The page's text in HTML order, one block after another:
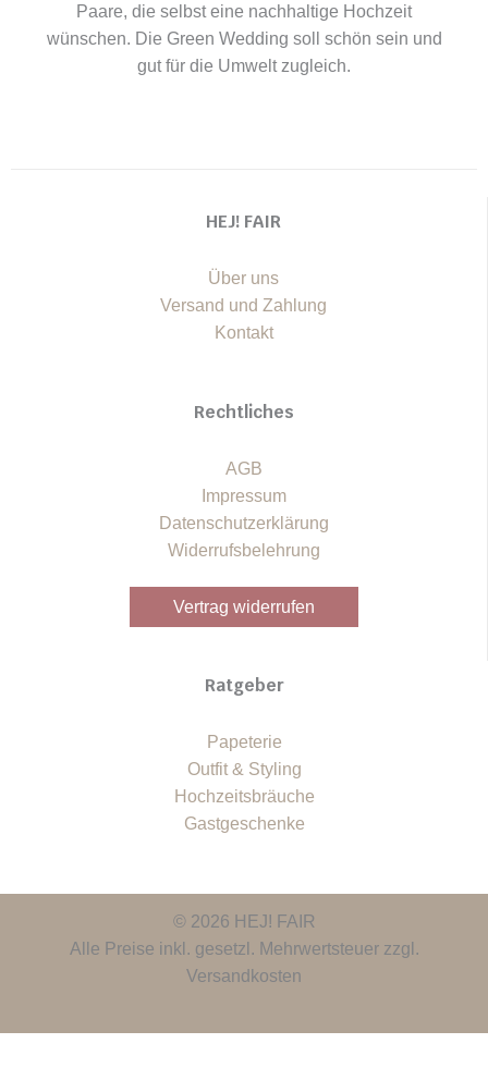
Paare, die selbst eine nachhaltige Hochzeit
wünschen. Die Green Wedding soll schön sein und
gut für die Umwelt zugleich.
HEJ! FAIR
Über uns
Versand und Zahlung
Kontakt
Rechtliches
AGB
Impressum
Datenschutzerklärung
Widerrufsbelehrung
Vertrag widerrufen
Ratgeber
Papeterie
Outfit & Styling
Hochzeitsbräuche
Gastgeschenke
© 2026 HEJ! FAIR
Alle Preise inkl. gesetzl. Mehrwertsteuer zzgl.
Versandkosten